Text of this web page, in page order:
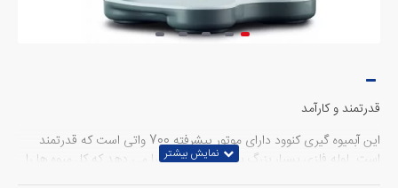
قدرتمند و کارآمد
این آبمیوه گیری کنوود دارای موتور پیشرفته 700 واتی است که قدرتمند
است. لوله فلزی بسیار بزرگ به شما این امکان را می دهد که کل میوه ها را